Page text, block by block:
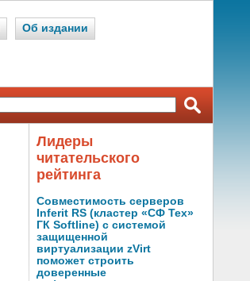
Об издании
Лидеры
читательского
рейтинга
Совместимость серверов
Inferit RS (кластер «СФ Тех»
ГК Softline) с системой
защищенной
виртуализации zVirt
поможет строить
доверенные